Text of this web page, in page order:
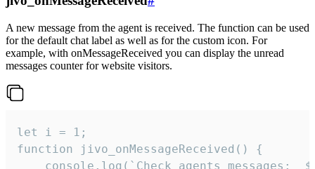
A new message from the agent is received. The function can be used
for the default chat label as well as for the custom icon. For
example, with onMessageReceived you can display the unread
messages counter for website visitors.
let i = 1;
function jivo_onMessageReceived() {